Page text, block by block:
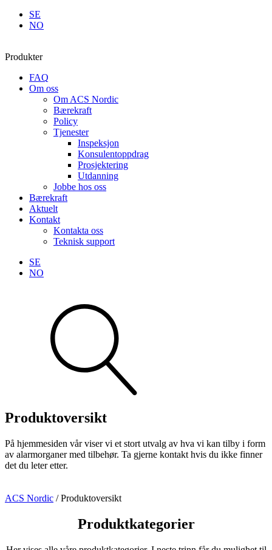
SE
NO
Produkter
FAQ
Om oss
Om ACS Nordic
Bærekraft
Policy
Tjenester
Inspeksjon
Konsulentoppdrag
Prosjektering
Utdanning
Jobbe hos oss
Bærekraft
Aktuelt
Kontakt
Kontakta oss
Teknisk support
SE
NO
Se alle produkter
Brann
Trådløst alarmsystemAlarmklokkerMED-klassifisert
Produktoversikt
På hjemmesiden vår viser vi et stort utvalg av hva vi kan tilby i form
av alarmorganer med tilbehør. Ta gjerne kontakt hvis du ikke finner
det du leter etter.
ACS Nordic /Produktoversikt
Produktkategorier